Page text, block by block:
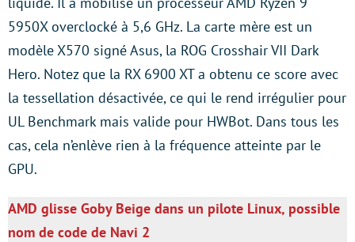
5950X overclocké à 5,6 GHz. La carte mère est un
modèle X570 signé Asus, la ROG Crosshair VII Dark
Hero. Notez que la RX 6900 XT a obtenu ce score avec
la tessellation désactivée, ce qui le rend irrégulier pour
UL Benchmark mais valide pour HWBot. Dans tous les
cas, cela n’enlève rien à la fréquence atteinte par le
GPU.
AMD glisse Goby Beige dans un pilote Linux, possible
nom de code de Navi 2